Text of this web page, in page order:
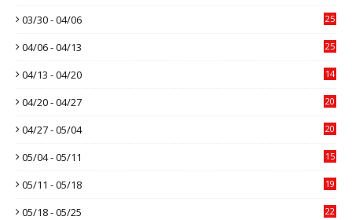
03/30 - 04/06 25
04/06 - 04/13 25
04/13 - 04/20 14
04/20 - 04/27 20
04/27 - 05/04 20
05/04 - 05/11 15
05/11 - 05/18 19
05/18 - 05/25 22